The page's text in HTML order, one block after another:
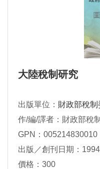
大陸稅制研究
出版單位： 財政部稅制
作/編/譯者：財政部稅
GPN：005214830010
出版／創刊日期：
價格：300